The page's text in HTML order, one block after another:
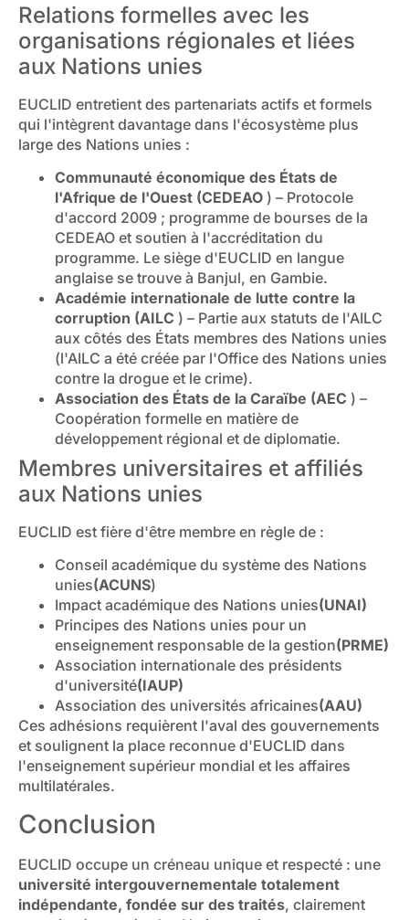
Relations formelles avec les
organisations régionales et liées
aux Nations unies
EUCLID entretient des partenariats actifs et formels
qui l'intègrent davantage dans l'écosystème plus
large des Nations unies :
Communauté économique des États de
l'Afrique de l'Ouest (CEDEAO ) – Protocole
d'accord 2009 ; programme de bourses de la
CEDEAO et soutien à l'accréditation du
programme. Le siège d'EUCLID en langue
anglaise se trouve à Banjul, en Gambie.
Académie internationale de lutte contre la
corruption (AILC ) – Partie aux statuts de l'AILC
aux côtés des États membres des Nations unies
(l'AILC a été créée par l'Office des Nations unies
contre la drogue et le crime).
Association des États de la Caraïbe (AEC ) –
Coopération formelle en matière de
développement régional et de diplomatie.
Membres universitaires et affiliés
aux Nations unies
EUCLID est fière d'être membre en règle de :
Conseil académique du système des Nations
unies(ACUNS)
Impact académique des Nations unies(UNAI)
Principes des Nations unies pour un
enseignement responsable de la gestion(PRME)
Association internationale des présidents
d'université(IAUP)
Association des universités africaines(AAU)
Ces adhésions requièrent l'aval des gouvernements
et soulignent la place reconnue d'EUCLID dans
l'enseignement supérieur mondial et les affaires
multilatérales.
Conclusion
EUCLID occupe un créneau unique et respecté : une
université intergouvernementale totalement
indépendante, fondée sur des traités, clairement